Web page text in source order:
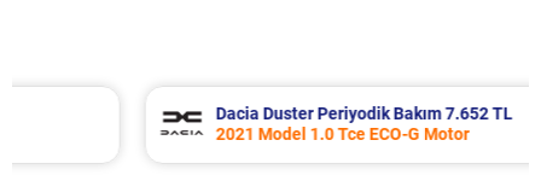
Dacia Duster Periyodik Bakım 7.652 TL
2021 Model 1.0 Tce ECO-G Motor